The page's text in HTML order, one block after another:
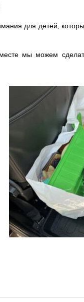
для детей,
мы можем